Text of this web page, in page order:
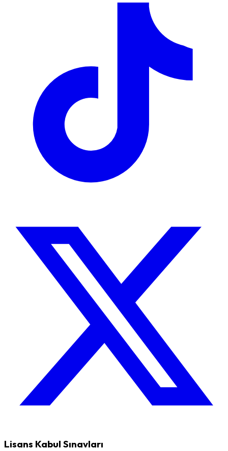
Lisans Kabul Sınavları